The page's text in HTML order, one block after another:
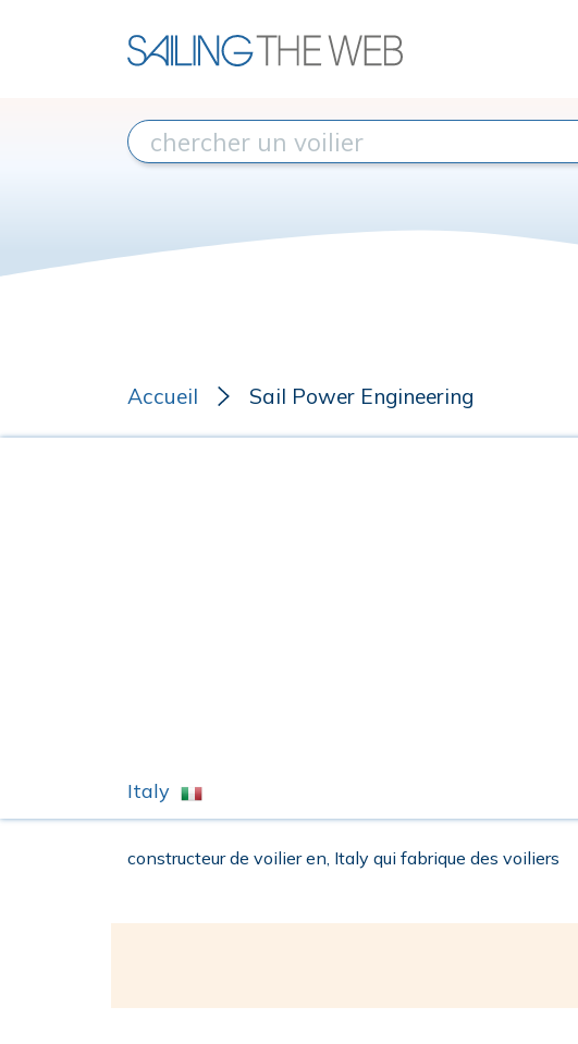
Accueil Sail Power Engineering
Italy
constructeur de voilier en, Italy qui fabrique des voiliers